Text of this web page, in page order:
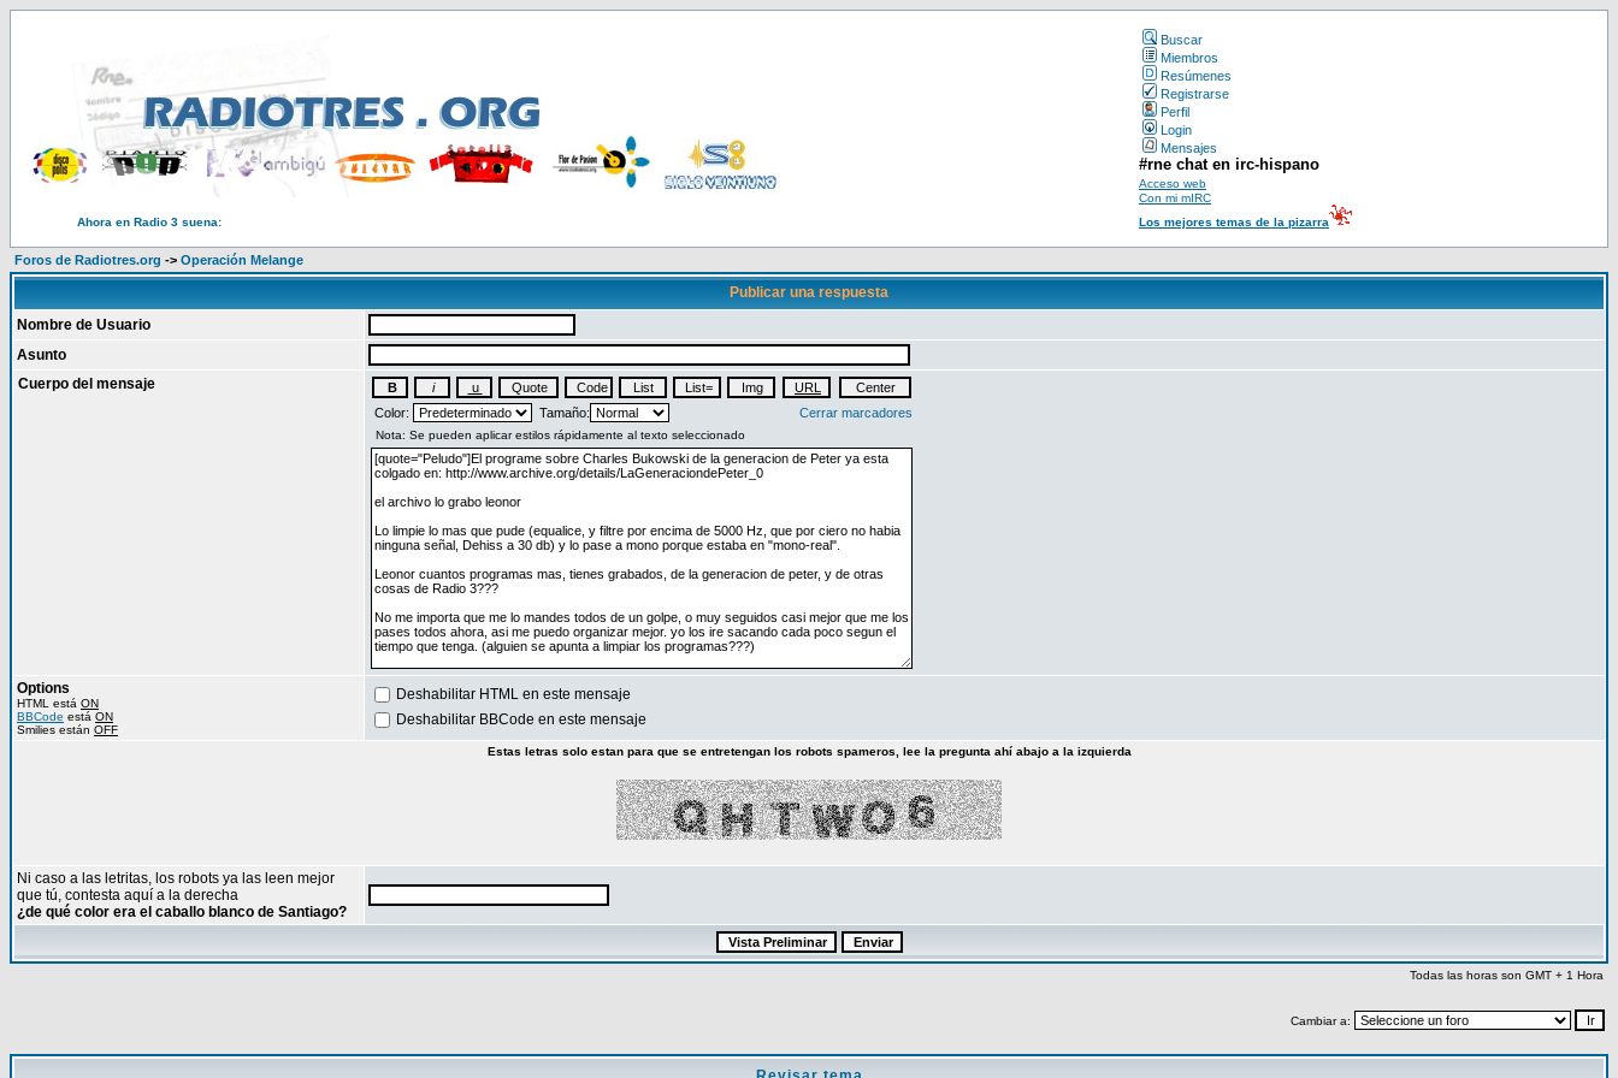
Buscar
Miembros
Resúmenes
Registrarse
Perfil
Login
Mensajes
#rne chat en irc-hispano
Acceso web
Con mi mIRC
Ahora en Radio 3 suena:
Los mejores temas de la pizarra
Foros de Radiotres.org -> Operación Melange
Publicar una respuesta
Nombre de Usuario
Asunto
Cuerpo del mensaje
Color: Tamaño: Cerrar marcadores
Options
HTML está ON
BBCode está ON
Smilies están OFF
Deshabilitar HTML en este mensaje
Deshabilitar BBCode en este mensaje
Estas letras solo estan para que se entretengan los robots spameros, lee la pregunta ahí abajo a la izquierda
Ni caso a las letritas, los robots ya las leen mejor
que tú, contesta aquí a la derecha
¿de qué color era el caballo blanco de Santiago?
Todas las horas son GMT + 1 Hora
Cambiar a: